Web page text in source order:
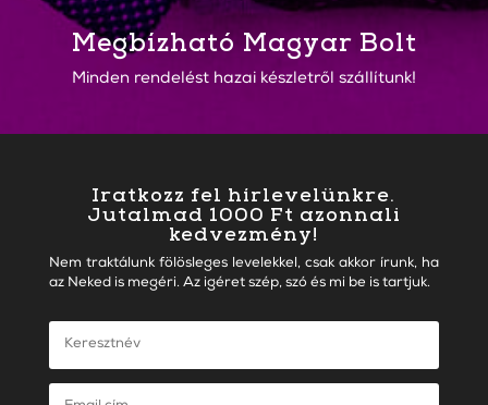
Megbízható Magyar Bolt
Minden rendelést hazai készletről szállítunk!
Iratkozz fel hírlevelünkre.
Jutalmad 1000 Ft azonnali
kedvezmény!
Nem traktálunk fölösleges levelekkel, csak akkor írunk, ha
az Neked is megéri. Az igéret szép, szó és mi be is tartjuk.